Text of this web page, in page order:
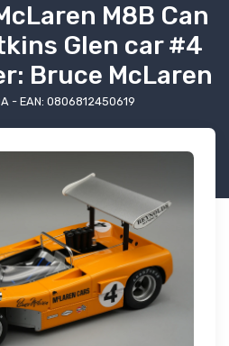
M8B Can
Glen car #4
Bruce McLaren
- EAN: 0806812450619